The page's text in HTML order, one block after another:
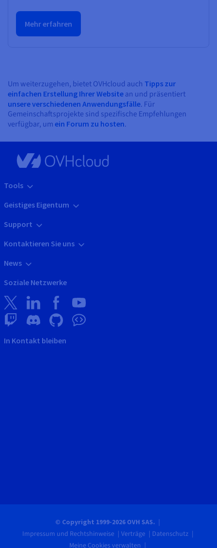
Mehr erfahren
Um weiterzugehen, bietet OVHcloud auch Tipps zur
einfachen Erstellung Ihrer Website an und präsentiert
unsere verschiedenen Anwendungsfälle. Für
Gemeinschaftsprojekte sind spezifische Empfehlungen
verfügbar, um ein Forum zu hosten.
Tools
Geistiges Eigentum
Support
Kontaktieren Sie uns
News
Soziale Netzwerke
In Kontakt bleiben
© Copyright 1999-2026 OVH SAS.
Impressum und Rechtshinweise Verträge
Datenschutz
Meine Cookies verwalten